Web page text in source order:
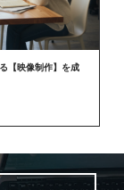
【映像制作】を成